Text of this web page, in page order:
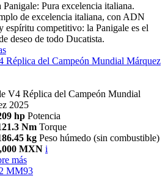
Panigale: Pura excelencia italiana.
de excelencia italiana, con ADN
espíritu competitivo: la Panigale es el
deseo de todo Ducatista.
Réplica del Campeón Mundial Márquez
V4 Réplica del Campeón Mundial
2025
hp Potencia
Nm Torque
kg Peso húmedo (sin combustible)
MXN i
más
MM93